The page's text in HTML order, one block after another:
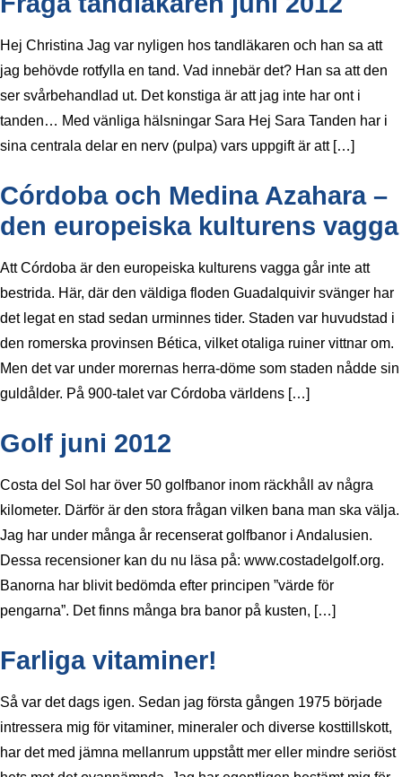
Hej Christina Jag var nyligen hos tandläkaren och han sa att
jag behövde rotfylla en tand. Vad innebär det? Han sa att den
ser svårbehandlad ut. Det konstiga är att jag inte har ont i
tanden… Med vänliga hälsningar Sara Hej Sara Tanden har i
sina centrala delar en nerv (pulpa) vars uppgift är att […]
Córdoba och Medina Azahara –
den europeiska kulturens vagga
Att Córdoba är den europeiska kulturens vagga går inte att
bestrida. Här, där den väldiga floden Guadalquivir svänger har
det legat en stad sedan urminnes tider. Staden var huvudstad i
den romerska provinsen Bética, vilket otaliga ruiner vittnar om.
Men det var under morernas herra-döme som staden nådde sin
guldålder. På 900-talet var Córdoba världens […]
Golf juni 2012
Costa del Sol har över 50 golfbanor inom räckhåll av några
kilometer. Därför är den stora frågan vilken bana man ska välja.
Jag har under många år recenserat golfbanor i Andalusien.
Dessa recensioner kan du nu läsa på: www.costadelgolf.org.
Banorna har blivit bedömda efter principen ”värde för
pengarna”. Det finns många bra banor på kusten, […]
Farliga vitaminer!
Så var det dags igen. Sedan jag första gången 1975 började
intressera mig för vitaminer, mineraler och diverse kosttillskott,
har det med jämna mellanrum uppstått mer eller mindre seriöst